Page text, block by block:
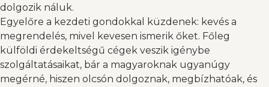
dolgozik náluk.
Egyelőre a kezdeti gondokkal küzdenek: kevés a
megrendelés, mivel kevesen ismerik őket. Főleg
külföldi érdekeltségű cégek veszik igénybe
szolgáltatásaikat, bár a magyaroknak ugyanúgy
megérné, hiszen olcsón dolgoznak, megbízhatóak, és